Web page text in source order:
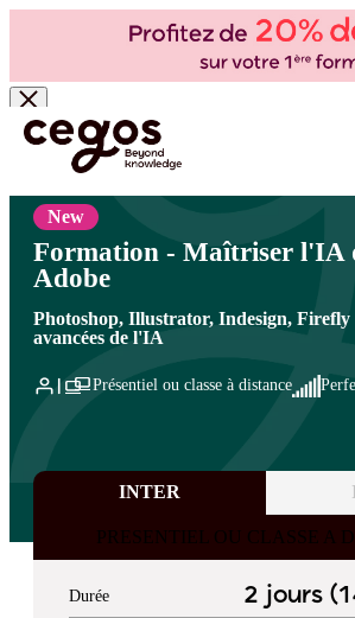
Skip to main content
Vous êtes ici : Accueil >Cegos, organisme de formation à
- PAO/CAO> Logiciels PAO - CAO
New
Formation - Maîtriser l'IA
Adobe
Photoshop, Illustrator, Indesign, Firefly
avancées de l'IA
Présentiel ou classe à distance
INTER
PRESENTIEL OU CLASSE A
Durée 2 jours